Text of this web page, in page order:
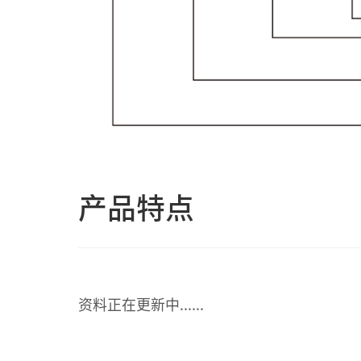
产品特点
资料正在更新中......